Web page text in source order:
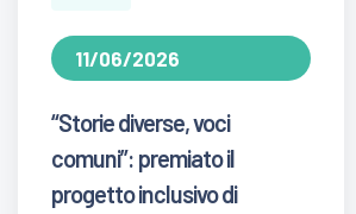
11/06/2026
“Storie diverse, voci
comuni”: premiato il
progetto inclusivo di